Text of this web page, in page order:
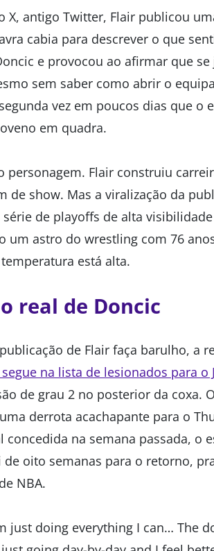
X, antigo Twitter, Flair publicou
cabia para descrever o que
e provocou ao afirmar que
sem saber como abrir o
vez em poucos dias que o
em quadra.
personagem. Flair construiu
de show. Mas a viralização da
de playoffs de alta
um astro do wrestling com 76
está alta.
real de Doncic
de Flair faça barulho, a
na lista de lesionados para o
de grau 2 no posterior da coxa.
derrota acachapante para o
concedida na semana passada, o
oito semanas para o retorno,
NBA.
just doing everything I can… The